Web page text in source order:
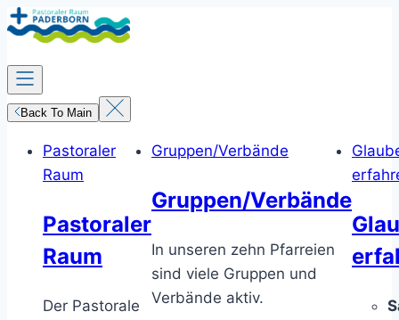
Zum
Inhalt
springen
Back To Main
Pastoraler
Raum
Pastoraler
Raum
Der Pastorale
Gruppen/Verbände
Gruppen/Verbände
In unseren zehn Pfarreien
sind viele Gruppen und
Verbände aktiv.